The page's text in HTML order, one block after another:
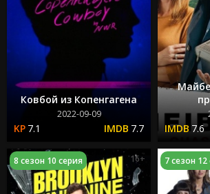
Ковбой из Копенгагена
2022-09-09
7.1 7.7 7.6
8 сезон 10 серия 16+ 7 сезон 12